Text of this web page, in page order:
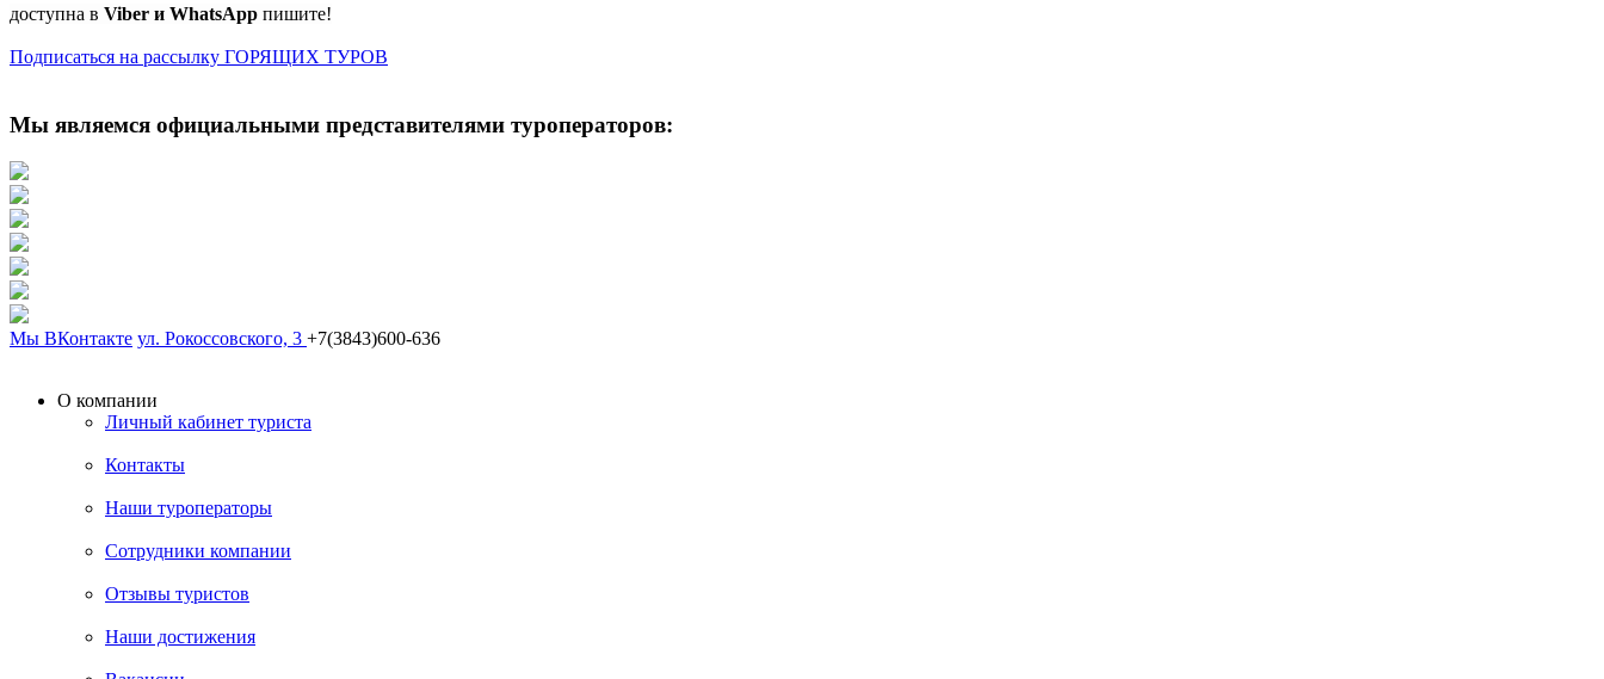
доступна в Viber и WhatsApp пишите!
Подписаться на рассылку ГОРЯЩИХ ТУРОВ
Мы являемся официальными представителями туроператоров:
Мы ВКонтакте ул. Рокоссовского, 3 +7(3843)600-636
О компании
Личный кабинет туриста
Контакты
Наши туроператоры
Сотрудники компании
Отзывы туристов
Наши достижения